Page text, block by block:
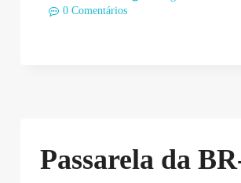
0 Comentários
Passarela da